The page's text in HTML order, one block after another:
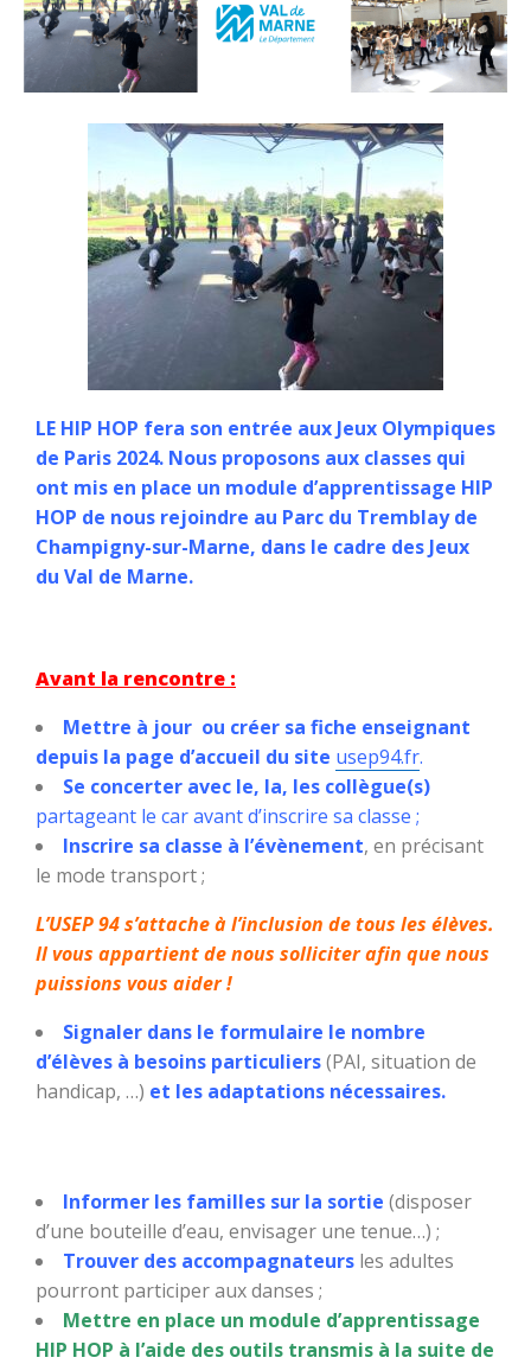
LE HIP HOP fera son entrée aux Jeux Olympiques
de Paris 2024. Nous proposons aux classes qui
ont mis en place un module d’apprentissage HIP
HOP de nous rejoindre au Parc du Tremblay de
Champigny-sur-Marne, dans le cadre des Jeux
du Val de Marne.
Avant la rencontre :
Mettre à jour ou créer sa fiche enseignant
depuis la page d’accueil du site usep94.fr.
Se concerter avec le, la, les collègue(s)
partageant le car avant d’inscrire sa classe ;
Inscrire sa classe à l’évènement, en précisant
le mode transport ;
L’USEP 94 s’attache à l’inclusion de tous les élèves.
Il vous appartient de nous solliciter afin que nous
puissions vous aider !
Signaler dans le formulaire le nombre
d’élèves à besoins particuliers(PAI, situation de
handicap, …) et les adaptations nécessaires.
Informer les familles sur la sortie (disposer
d’une bouteille d’eau, envisager une tenue…) ;
Trouver des accompagnateurs les adultes
pourront participer aux danses ;
Mettre en place un module d’apprentissage
HIP HOP à l’aide des outils transmis à la suite de